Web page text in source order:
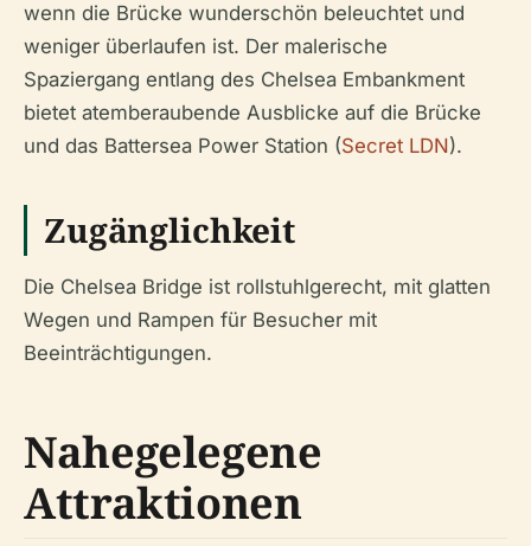
wenn die Brücke wunderschön beleuchtet und
weniger überlaufen ist. Der malerische
Spaziergang entlang des Chelsea Embankment
bietet atemberaubende Ausblicke auf die Brücke
und das Battersea Power Station (Secret LDN).
Zugänglichkeit
Die Chelsea Bridge ist rollstuhlgerecht, mit glatten
Wegen und Rampen für Besucher mit
Beeinträchtigungen.
Nahegelegene
Attraktionen